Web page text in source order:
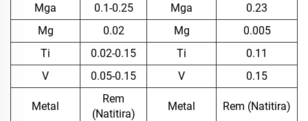
Mga
0.1-0.25 Mga
0.23
Mg
0.02 Mg
0.005
Ti
0.02-0.15 Ti
0.11
V
0.05-0.15 V 0.15
Metal
Rem
(Natitira)
Metal Rem (Natitira)